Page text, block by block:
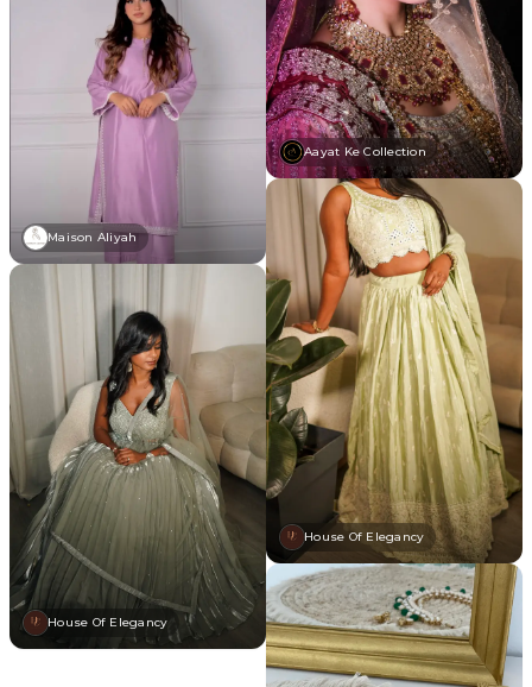
Maison Aliyah
House Of Elegancy
Aayat Ke Collection
House Of Elegancy